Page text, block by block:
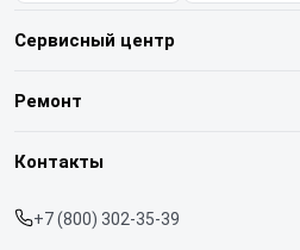
Сервисный центр
О нашем сервисе
Срочный ремонт
Ремонт
Кофемашин
Контакты
+7 (800) 302-35-39